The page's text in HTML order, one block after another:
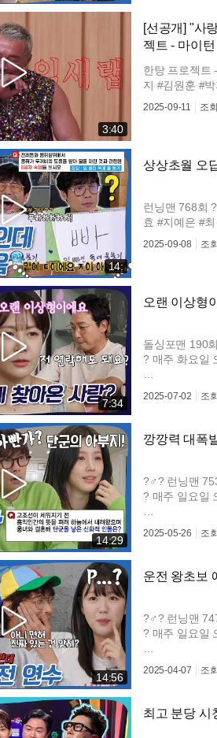
3:40
[선공개] "사
젝트 - 마이턴
한탕 프로젝트
지 #김원훈 #박
2025-09-11 조
14:
상상초월 오
런닝맨 768회
효 #지예은 #최
2025-09-08 조
7:34
오랜 이상형
돌싱포맨 190회
? 매주 화요일
#신발벗고돌
2025-07-02 조
14:29
깡깡력 대폭
?♂? 런닝맨
? 매주 일요일
#런닝맨?
2025-05-26 조
14:56
운전 왕초보
?♂? 런닝맨
? 매주 일요일
#런닝맨?
2025-04-07 조
최고 분당 시